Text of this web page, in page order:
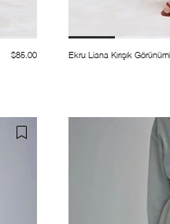
$85.00 Ekru Liana Kırışık